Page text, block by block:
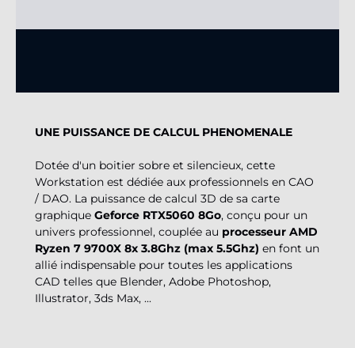
UNE PUISSANCE DE CALCUL PHENOMENALE
Dotée d'un boitier sobre et silencieux, cette
Workstation est dédiée aux professionnels en CAO
/ DAO. La puissance de calcul 3D de sa carte
graphique Geforce RTX5060 8Go, conçu pour un
univers professionnel, couplée au processeur AMD
Ryzen 7 9700X 8x 3.8Ghz (max 5.5Ghz) en font un
allié indispensable pour toutes les applications
CAD telles que Blender, Adobe Photoshop,
Illustrator, 3ds Max, ...